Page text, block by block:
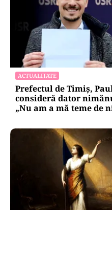
ACTUALITATE
Prefectul de Timiș,
consideră dator
„Nu am a mă teme de